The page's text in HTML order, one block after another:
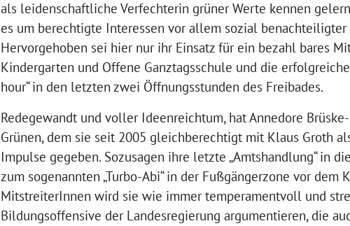
als leidenschaftliche Verfechterin grüner Werte kennen
es um berechtigte Interessen vor allem sozial
Hervorgehoben sei hier nur ihr Einsatz für ein bezahl bares
Kindergarten und Offene Ganztagsschule und die
hour“ in den letzten zwei Öffnungsstunden des Freibades.
Redegewandt und voller Ideenreichtum, hat Annedore
Grünen, dem sie seit 2005 gleichberechtigt mit Klaus Groth
Impulse gegeben. Sozusagen ihre letzte „Amtshandlung“ in
zum sogenannten „Turbo-Abi“ in der Fußgängerzone vor
MitstreiterInnen wird sie wie immer temperamentvoll und
Bildungsoffensive der Landesregierung argumentieren, die